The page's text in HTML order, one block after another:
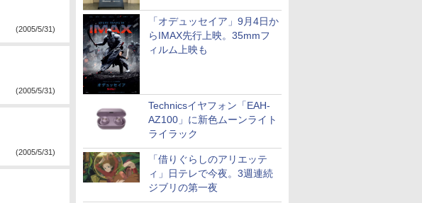
「オデュッセイア」9月4日か
らIMAX先行上映。35mmフ
ィルム上映も
Technicsイヤフォン「EAH-
AZ100」に新色ムーンライト
ライラック
「借りぐらしのアリエッテ
ィ」日テレで今夜。3週連続
ジブリの第一夜
(2005/5/31)
(2005/5/31)
(2005/5/31)